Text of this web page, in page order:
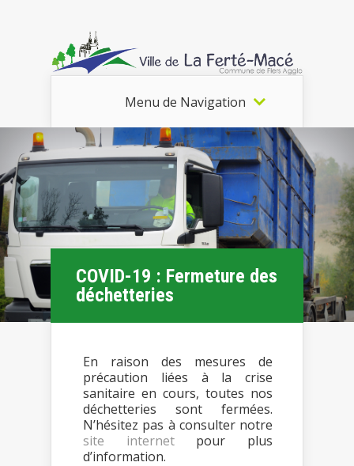
Menu de Navigation
COVID-19 : Fermeture des
déchetteries
En raison des mesures de
précaution liées à la crise
sanitaire en cours, toutes nos
déchetteries sont fermées.
N’hésitez pas à consulter notre
site internetpour plus
d’information.